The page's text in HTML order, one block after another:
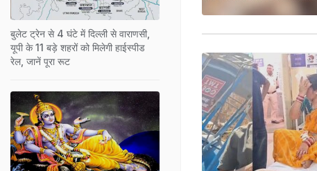
बुलेट ट्रेन से 4 घंटे में दिल्ली से वाराणसी,
यूपी के 11 बड़े शहरों को मिलेगी हाईस्पीड
रेल, जानें पूरा रूट